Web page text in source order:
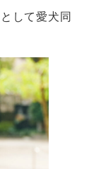
として愛犬同